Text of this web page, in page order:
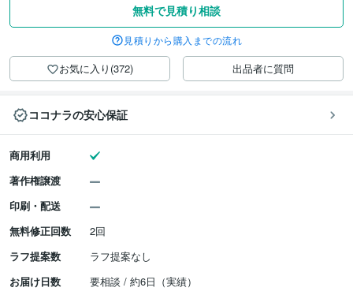
無料で見積り相談
見積りから購入までの流れ
お気に入り(372) 出品者に質問
ココナラの安心保証
商用利用
著作権譲渡
印刷・配送
無料修正回数
2回
ラフ提案数
ラフ提案なし
お届け日数
要相談 / 約6日（実績）